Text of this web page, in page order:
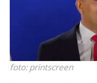
foto: printscreen